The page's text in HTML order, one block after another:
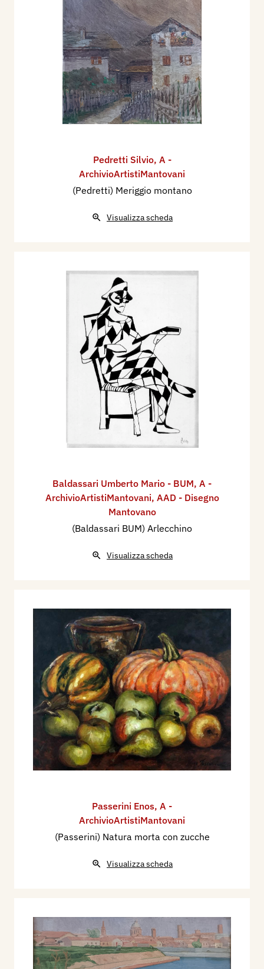
Pedretti Silvio, A -
ArchivioArtistiMantovani
(Pedretti) Meriggio montano
Visualizza scheda
Baldassari Umberto Mario - BUM, A -
ArchivioArtistiMantovani, AAD - Disegno
Mantovano
(Baldassari BUM) Arlecchino
Visualizza scheda
Passerini Enos, A -
ArchivioArtistiMantovani
(Passerini) Natura morta con zucche
Visualizza scheda